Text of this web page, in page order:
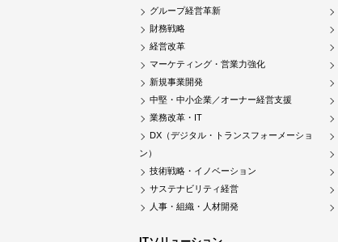
グループ経営革新
財務戦略
経営改革
マーケティング・営業力強化
新規事業開発
中堅・中小企業／オーナー経営支援
業務改革・IT
DX（デジタル・トランスフォーメーショ
ン）
技術戦略・イノベーション
サステナビリティ経営
人事・組織・人材開発